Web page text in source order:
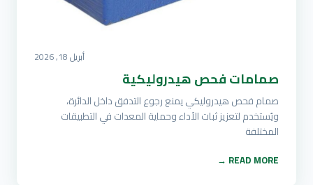
أبريل 18, 2026
صمامات فحص هيدروليكية
صمام فحص هيدروليكي يمنع رجوع التدفق داخل الدائرة،
ويُستخدم لتعزيز ثبات الأداء وحماية المعدات في التطبيقات
المختلفة
READ MORE →